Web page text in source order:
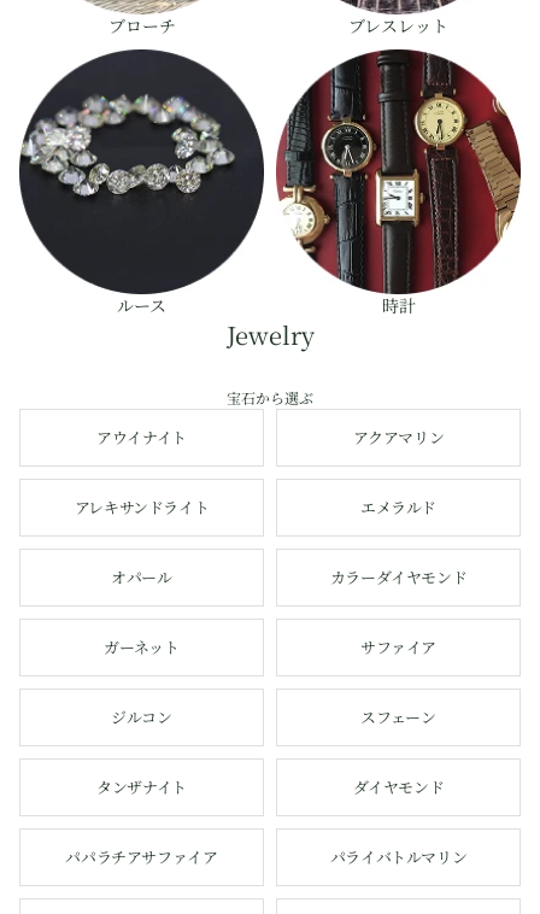
ブローチ ブレスレット
ルース 時計
Jewelry
宝石から選ぶ
アウイナイト アクアマリン
アレキサンドライト エメラルド
オパール カラーダイヤモンド
ガーネット サファイア
ジルコン スフェーン
タンザナイト ダイヤモンド
パパラチアサファイア パライバトルマリン